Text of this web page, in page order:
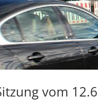
vom